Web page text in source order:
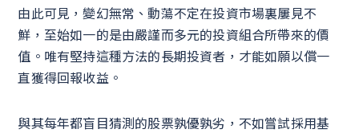
由此可見，變幻無常、動蕩不定在投資市場裏屢見不
鮮，至始如一的是由嚴謹而多元的投資組合所帶來的價
值。唯有堅持這種方法的長期投資者，才能如願以償一
直獲得回報收益。
與其每年都盲目猜測的股票孰優孰劣，不如嘗試採用基